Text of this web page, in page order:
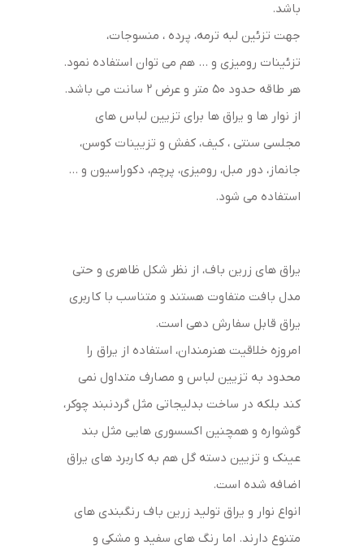
باشد.
جهت تزئین لبه ترمه، پرده ، منسوجات،
تزئینات رومیزی و … هم می توان استفاده نمود.
هر طاقه حدود 50 متر و عرض 2 سانت می باشد.
از نوار ها و یراق ها برای تزیین لباس های
مجلسی سنتی ، کیف، کفش و تزیینات کوسن،
جانماز، دور مبل، رومیزی، پرچم، دکوراسیون و …
استفاده می شود.
یراق های زرین باف، از نظر شکل ظاهری و حتی
مدل بافت متفاوت هستند و متناسب با کاربری
یراق قابل سفارش دهی است.
امروزه خلاقیت هنرمندان، استفاده از یراق را
محدود به تزیین لباس و مصارف متداول نمی
کند بلکه در ساخت بدلیجاتی مثل گردنبند چوکر،
گوشواره و همچنین اکسسوری هایی مثل بند
عینک و تزیین دسته گل هم به کاربرد های یراق
اضافه شده است.
انواع نوار و یراق تولید زرین باف رنگبندی های
متنوع دارند. اما رنگ های سفید و مشکی و